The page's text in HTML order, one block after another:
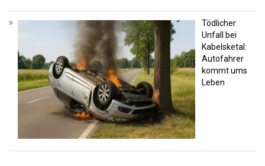
Tödlicher
Unfall bei
Kabelsketal:
Autofahrer
kommt ums
Leben